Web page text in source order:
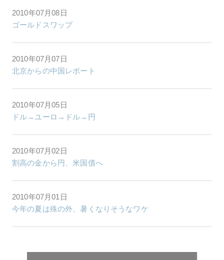
2010年07月08日
ゴールドスワップ
2010年07月07日
北京からの中国レポート
2010年07月05日
ドル→ユーロ→ドル→円
2010年07月02日
割高の金から円、米国債へ
2010年07月01日
今年の夏は殊の外、暑くなりそうなワケ